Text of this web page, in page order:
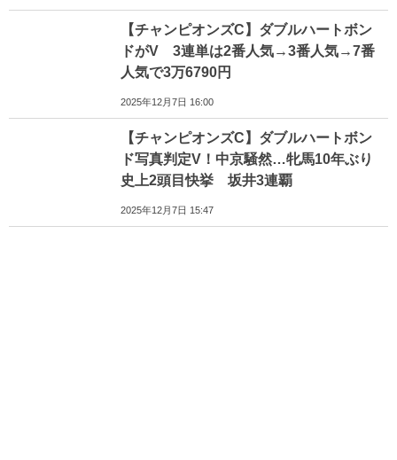
【チャンピオンズC】ダブルハートボン
ドがV 3連単は2番人気→3番人気→7番
人気で3万6790円
2025年12月7日 16:00
【チャンピオンズC】ダブルハートボン
ド写真判定V！中京騒然…牝馬10年ぶり
史上2頭目快挙 坂井3連覇
2025年12月7日 15:47